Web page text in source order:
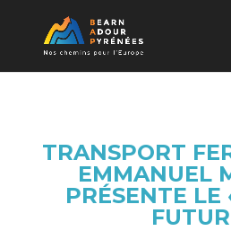
TRANSPORT
EMMANUEL
PRÉSENTE LE